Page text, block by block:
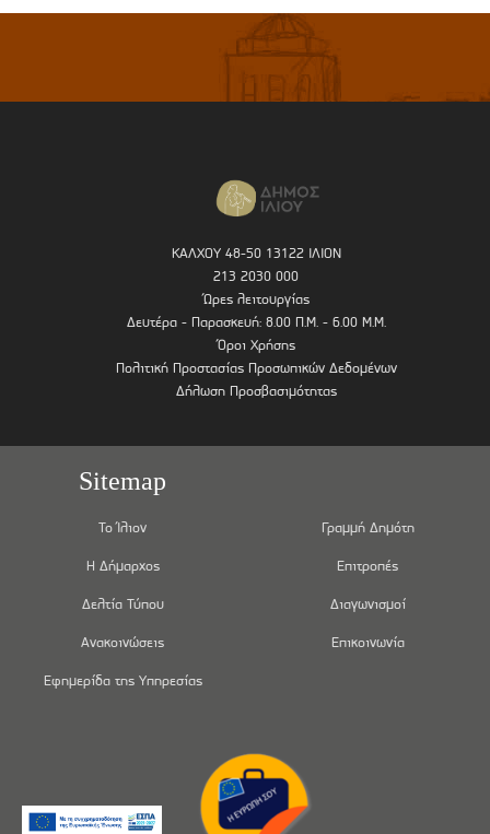
ΚΑΛΧΟΥ 48-50 13122 ΙΛΙΟΝ
213 2030 000
Ώρες λειτουργίας
Δευτέρα - Παρασκευή: 8.00 Π.Μ. - 6.00 Μ.Μ.
Όροι Χρήσης
Πολιτική Προστασίας Προσωπικών Δεδομένων
Δήλωση Προσβασιμότητας
Sitemap
Το Ίλιον
Η Δήμαρχος
Δελτία Τύπου
Ανακοινώσεις
Εφημερίδα της Υπηρεσίας
Γραμμή Δημότη
Επιτροπές
Διαγωνισμοί
Επικοινωνία